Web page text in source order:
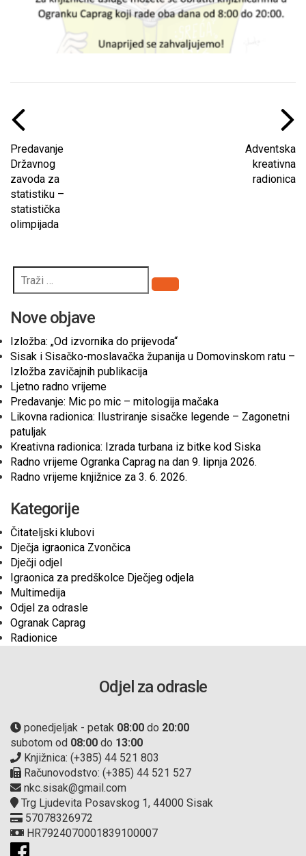
Predavanje
Državnog
zavoda za
statistiku –
statistička
olimpijada
Adventska
kreativna
radionica
Pretraži
Nove objave
Izložba: „Od izvornika do prijevoda“
Sisak i Sisačko-moslavačka županija u Domovinskom ratu –
Izložba zavičajnih publikacija
Ljetno radno vrijeme
Predavanje: Mic po mic – mitologija mačaka
Likovna radionica: Ilustriranje sisačke legende – Zagonetni
patuljak
Kreativna radionica: Izrada turbana iz bitke kod Siska
Radno vrijeme Ogranka Caprag na dan 9. lipnja 2026.
Radno vrijeme knjižnice za 3. 6. 2026.
Kategorije
Čitateljski klubovi
Dječja igraonica Zvončica
Dječji odjel
Igraonica za predškolce Dječjeg odjela
Multimedija
Odjel za odrasle
Ogranak Caprag
Radionice
Odjel za odrasle
ponedjeljak - petak 08:00 do 20:00
subotom od 08:00 do 13:00
Knjižnica: (+385) 44 521 803
Računovodstvo: (+385) 44 521 527
nkc.sisak@gmail.com
Trg Ljudevita Posavskog 1, 44000 Sisak
57078326972
HR7924070001839100007